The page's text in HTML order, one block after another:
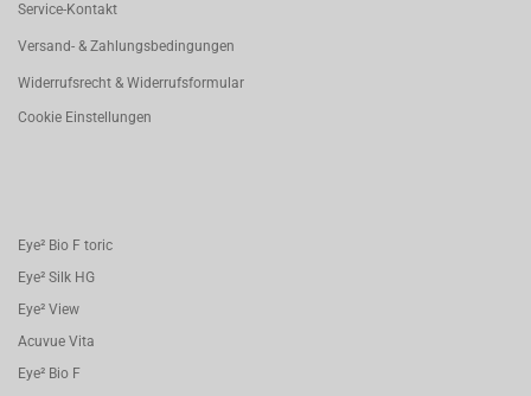
Service-Kontakt
Versand- & Zahlungsbedingungen
Widerrufsrecht & Widerrufsformular
Cookie Einstellungen
Eye² Bio F toric
Eye² Silk HG
Eye² View
Acuvue Vita
Eye² Bio F